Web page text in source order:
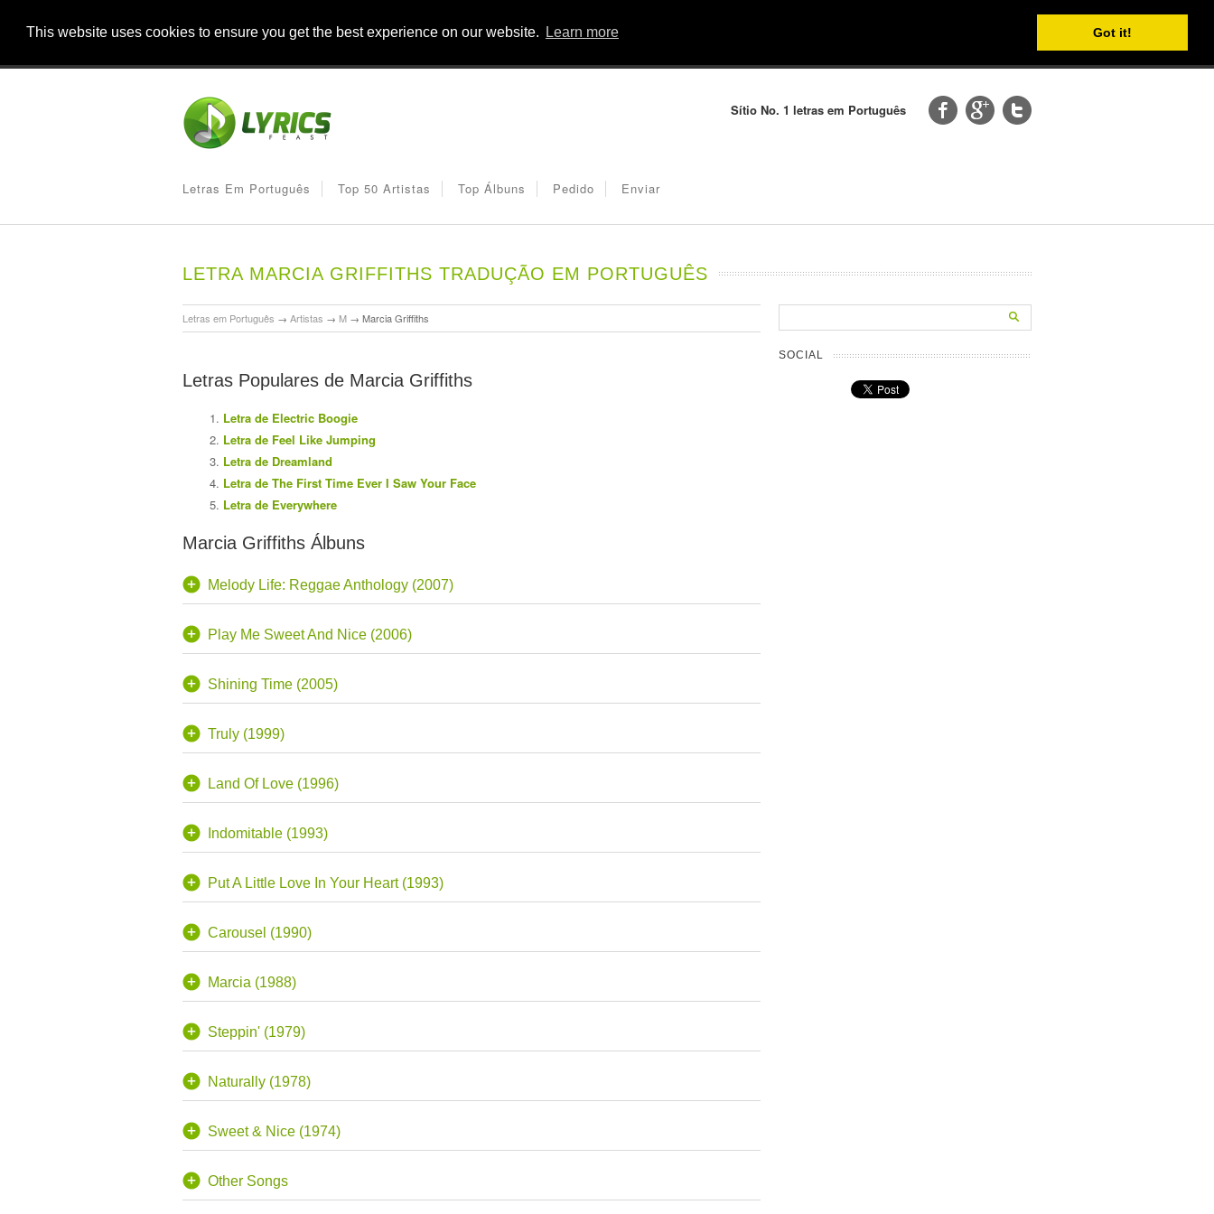
This website uses cookies to ensure you get the best experience on our website. Learn more Got it!
Sítio No. 1 letras em Português
Letras Em Português Top 50 Artistas Top Álbuns Pedido Enviar
LETRA MARCIA GRIFFITHS TRADUÇÃO EM PORTUGUÊS
Letras em Português → Artistas → M → Marcia Griffiths
Letras Populares de Marcia Griffiths
Letra de Electric Boogie
Letra de Feel Like Jumping
Letra de Dreamland
Letra de The First Time Ever I Saw Your Face
Letra de Everywhere
Marcia Griffiths Álbuns
Melody Life: Reggae Anthology (2007)
Play Me Sweet And Nice (2006)
Shining Time (2005)
Truly (1999)
Land Of Love (1996)
Indomitable (1993)
Put A Little Love In Your Heart (1993)
Carousel (1990)
Marcia (1988)
Steppin' (1979)
Naturally (1978)
Sweet & Nice (1974)
Other Songs
SOCIAL